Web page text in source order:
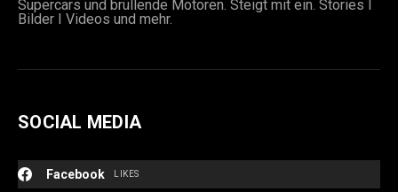
Supercars und brüllende Motoren. Steigt mit ein. Stories I
Bilder I Videos und mehr.
SOCIAL MEDIA
Facebook LIKES